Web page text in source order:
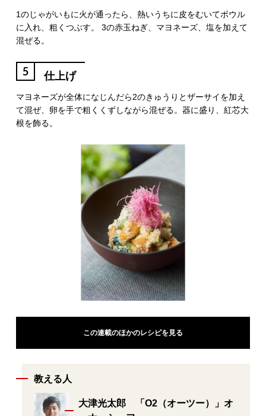
1のじゃがいもに火が通ったら、熱いうちに皮をむいてボウル
に入れ、粗くつぶす。 3の赤玉ねぎ、マヨネーズ、塩を加えて
混ぜる。
5 仕上げ
マヨネーズが全体になじんだら2のきゅうりとザーサイを加え
て混ぜ、卵を手で粗くくずしながら混ぜる。器に盛り、紅芯大
根を飾る。
この連載のほかのレシピを見る
教える人
大津光太郎 「O2（オーツー）」オ